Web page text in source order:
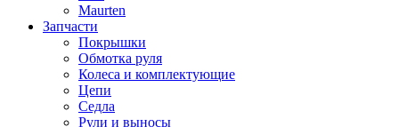
Maurten
Запчасти
Покрышки
Обмотка руля
Колеса и комплектующие
Цепи
Седла
Рули и выносы